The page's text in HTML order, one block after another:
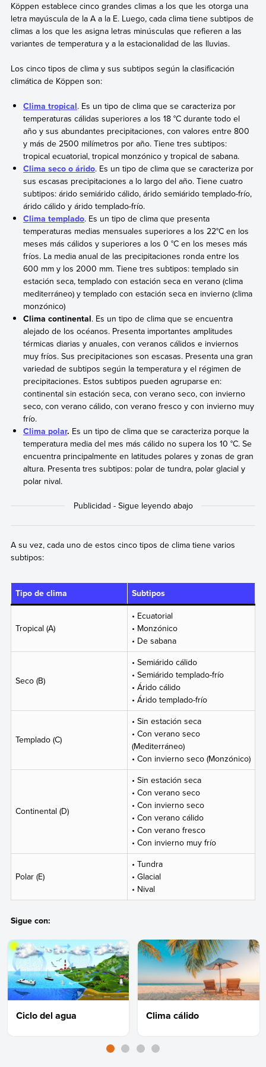
Köppen establece cinco grandes climas a los que les otorga una
letra mayúscula de la A a la E. Luego, cada clima tiene subtipos de
climas a los que les asigna letras minúsculas que refieren a las
variantes de temperatura y a la estacionalidad de las lluvias.
Los cinco tipos de clima y sus subtipos según la clasificación
climática de Köppen son:
Clima tropical. Es un tipo de clima que se caracteriza por
temperaturas cálidas superiores a los 18 °C durante todo el
año y sus abundantes precipitaciones, con valores entre 800
y más de 2500 milímetros por año. Tiene tres subtipos:
tropical ecuatorial, tropical monzónico y tropical de sabana.
Clima seco o árido. Es un tipo de clima que se caracteriza por
sus escasas precipitaciones a lo largo del año. Tiene cuatro
subtipos: árido semiárido cálido, árido semiárido templado-frío,
árido cálido y árido templado-frío.
Clima templado. Es un tipo de clima que presenta
temperaturas medias mensuales superiores a los 22°C en los
meses más cálidos y superiores a los 0 °C en los meses más
fríos. La media anual de las precipitaciones ronda entre los
600 mm y los 2000 mm. Tiene tres subtipos: templado sin
estación seca, templado con estación seca en verano (clima
mediterráneo) y templado con estación seca en invierno (clima
monzónico)
Clima continental. Es un tipo de clima que se encuentra
alejado de los océanos. Presenta importantes amplitudes
térmicas diarias y anuales, con veranos cálidos e inviernos
muy fríos. Sus precipitaciones son escasas. Presenta una gran
variedad de subtipos según la temperatura y el régimen de
precipitaciones. Estos subtipos pueden agruparse en:
continental sin estación seca, con verano seco, con invierno
seco, con verano cálido, con verano fresco y con invierno muy
frío.
Clima polar. Es un tipo de clima que se caracteriza porque la
temperatura media del mes más cálido no supera los 10 °C. Se
encuentra principalmente en latitudes polares y zonas de gran
altura. Presenta tres subtipos: polar de tundra, polar glacial y
polar nival.
A su vez, cada uno de estos cinco tipos de clima tiene varios
subtipos:
Tipo de clima Subtipos
Tropical (A)
• Ecuatorial
• Monzónico
• De sabana
Seco (B)
• Semiárido cálido
• Semiárido templado-frío
• Árido cálido
• Árido templado-frío
Templado (C)
• Sin estación seca
• Con verano seco
(Mediterráneo)
• Con invierno seco (Monzónico)
Continental (D)
• Sin estación seca
• Con verano seco
• Con invierno seco
• Con verano cálido
• Con verano fresco
• Con invierno muy frío
Polar (E)
• Tundra
• Glacial
• Nival
Sigue con:
Ciclo del agua Clima cálido